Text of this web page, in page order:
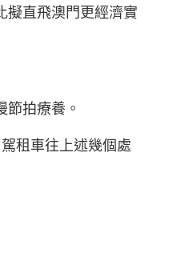
擬直飛澳門更經濟實
拍療養。
租車往上述幾個處